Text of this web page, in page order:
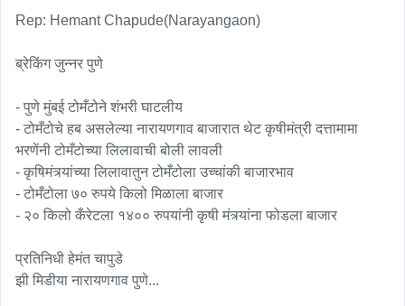
Rep: Hemant Chapude(Narayangaon)
ब्रेकिंग जुन्नर पुणे
- पुणे मुंबई टोमँटोने शंभरी घाटलीय
- टोमँटोचे हब असलेल्या नारायणगाव बाजारात थेट कृषीमंत्री दत्तामामा
भरणेंनी टोमँटोच्या लिलावाची बोली लावली
- कृषिमंत्र्यांच्या लिलावातुन टोमँटोला उच्चांकी बाजारभाव
- टोमँटोला ७० रुपये किलो मिळाला बाजार
- २० किलो कँरेटला १४०० रुपयांनी कृषी मंत्र्यांना फोडला बाजार
प्रतिनिधी हेमंत चापुडे
झी मिडीया नारायणगाव पुणे...